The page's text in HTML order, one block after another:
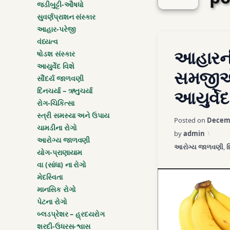
Posted on
byadmin
Categories:
આરોગ્ય જાળવણી ,
agni concept
ama toxin
digestion
healthy eating
portion control
અજીર્ણ
આમ
જડીબુટ્ટી-ઔષધો
સુવર્ણપ્રાશન સંસ્કાર
આહાર-પરેજી
વંધ્યત્વ
ષોડશ સંસ્કાર
આયુર્વેદ વિશે
સૌંદર્ય જાળવણી
દિનચર્યા – ઋતુચર્યા
રોગ-ચિકિત્સા
સ્ત્રી સમસ્યા અને ઉપાય
ચામડીના રોગો
આરોગ્ય જાળવણી
યોગ-પ્રાણાયામ
વા (સાંધા) ના રોગો
મેદસ્વિતા
માનસિક રોગો
પેટના રોગો
બ્લડપ્રેશર – હ્રદયરોગ
શરદી-ઉધરસ-શ્વાસ